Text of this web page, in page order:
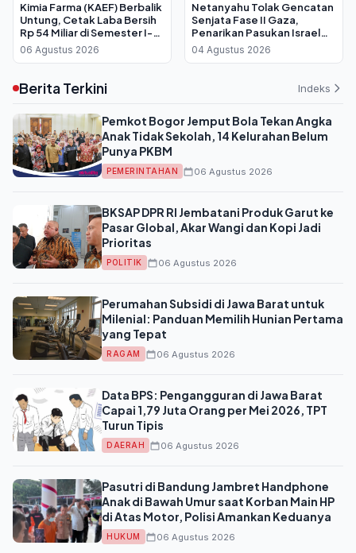
Kimia Farma (KAEF) Berbalik
Untung, Cetak Laba Bersih
Rp 54 Miliar di Semester I-
2026
06 Agustus 2026
Netanyahu Tolak Gencatan
Senjata Fase II Gaza,
Penarikan Pasukan Israel
Batal Dilakukan
04 Agustus 2026
Berita Terkini Indeks
Pemkot Bogor Jemput Bola Tekan Angka
Anak Tidak Sekolah, 14 Kelurahan Belum
Punya PKBM
PEMERINTAHAN 06 Agustus 2026
BKSAP DPR RI Jembatani Produk Garut ke
Pasar Global, Akar Wangi dan Kopi Jadi
Prioritas
POLITIK 06 Agustus 2026
Perumahan Subsidi di Jawa Barat untuk
Milenial: Panduan Memilih Hunian Pertama
yang Tepat
RAGAM 06 Agustus 2026
Data BPS: Pengangguran di Jawa Barat
Capai 1,79 Juta Orang per Mei 2026, TPT
Turun Tipis
DAERAH 06 Agustus 2026
Pasutri di Bandung Jambret Handphone
Anak di Bawah Umur saat Korban Main HP
di Atas Motor, Polisi Amankan Keduanya
HUKUM 06 Agustus 2026